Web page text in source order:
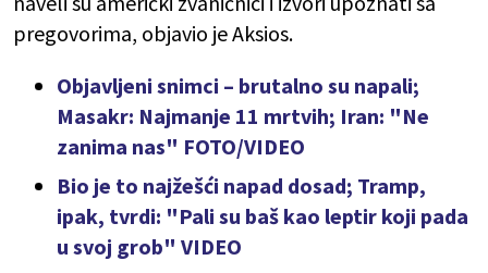
pregovorima, objavio je Aksios.
Objavljeni snimci – brutalno su napali;
Masakr: Najmanje 11 mrtvih; Iran: "Ne
zanima nas" FOTO/VIDEO
Bio je to najžešći napad dosad; Tramp,
ipak, tvrdi: "Pali su baš kao leptir koji pada
u svoj grob" VIDEO